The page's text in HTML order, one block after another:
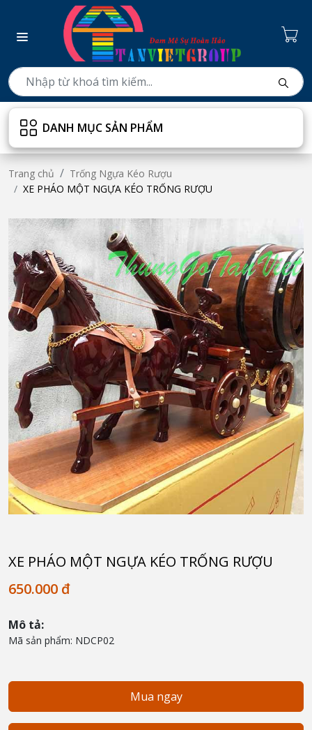
DANH MỤC SẢN PHẨM
Trang chủ
Trống Ngựa Kéo Rượu
XE PHÁO MỘT NGỰA KÉO TRỐNG RƯỢU
XE PHÁO MỘT NGỰA KÉO TRỐNG RƯỢU
650.000 đ
Mô tả:
Mã sản phẩm: NDCP02
Mua ngay